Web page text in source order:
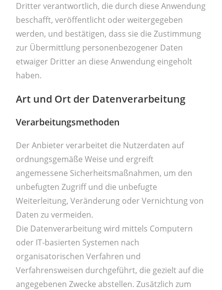
Dritter verantwortlich, die durch diese Anwendung
beschafft, veröffentlicht oder weitergegeben
werden, und bestätigen, dass sie die Zustimmung
zur Übermittlung personenbezogener Daten
etwaiger Dritter an diese Anwendung eingeholt
haben.
Art und Ort der Datenverarbeitung
Verarbeitungsmethoden
Der Anbieter verarbeitet die Nutzerdaten auf
ordnungsgemäße Weise und ergreift
angemessene Sicherheitsmaßnahmen, um den
unbefugten Zugriff und die unbefugte
Weiterleitung, Veränderung oder Vernichtung von
Daten zu vermeiden.
Die Datenverarbeitung wird mittels Computern
oder IT-basierten Systemen nach
organisatorischen Verfahren und
Verfahrensweisen durchgeführt, die gezielt auf die
angegebenen Zwecke abstellen. Zusätzlich zum